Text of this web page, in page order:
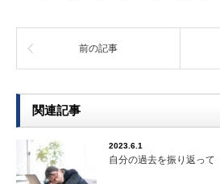
前の記事
関連記事
2023.6.1
自分の過去を振り返って